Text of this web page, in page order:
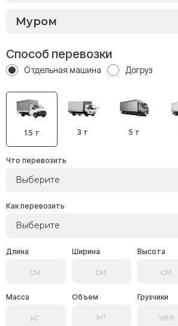
Способ перевозки
Отдельная машина Догруз
1.5 т 3 т 5 т
Что перевозить
Выберите
Как перевозить
Выберите
Длина Ширина Высота
Масса Объем Грузчики